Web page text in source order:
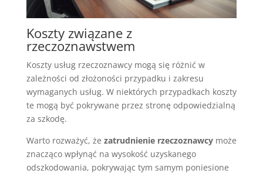
Koszty związane z
rzeczoznawstwem
Koszty usług rzeczoznawcy mogą się różnić w
zależności od złożoności przypadku i zakresu
wymaganych usług. W niektórych przypadkach koszty
te mogą być pokrywane przez stronę odpowiedzialną
za szkodę.
Warto rozważyć, że zatrudnienie rzeczoznawcymoże
znacząco wpłynąć na wysokość uzyskanego
odszkodowania, pokrywając tym samym poniesione